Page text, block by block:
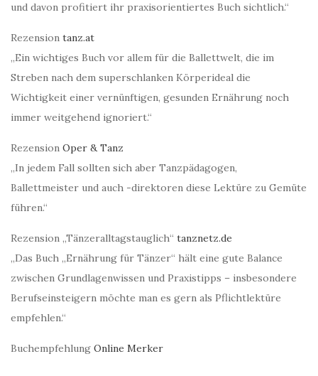
und davon profitiert ihr praxisorientiertes Buch sichtlich.“
Rezension tanz.at
„Ein wichtiges Buch vor allem für die Ballettwelt, die im
Streben nach dem superschlanken Körperideal die
Wichtigkeit einer vernünftigen, gesunden Ernährung noch
immer weitgehend ignoriert.“
Rezension Oper & Tanz
„In jedem Fall sollten sich aber Tanzpädagogen,
Ballettmeister und auch -direktoren diese Lektüre zu Gemüte
führen.“
Rezension „Tänzeralltagstauglich“ tanznetz.de
„Das Buch „Ernährung für Tänzer“ hält eine gute Balance
zwischen Grundlagenwissen und Praxistipps – insbesondere
Berufseinsteigern möchte man es gern als Pflichtlektüre
empfehlen.“
Buchempfehlung Online Merker